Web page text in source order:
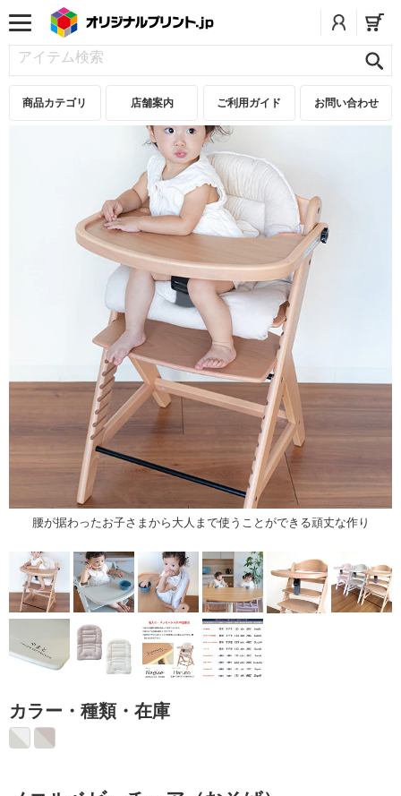
商品カテゴリ 店舗案内 ご利用ガイド お問い合わせ
腰が据わったお子さまから大人まで使うことができる頑丈な作り
カラー・種類・在庫